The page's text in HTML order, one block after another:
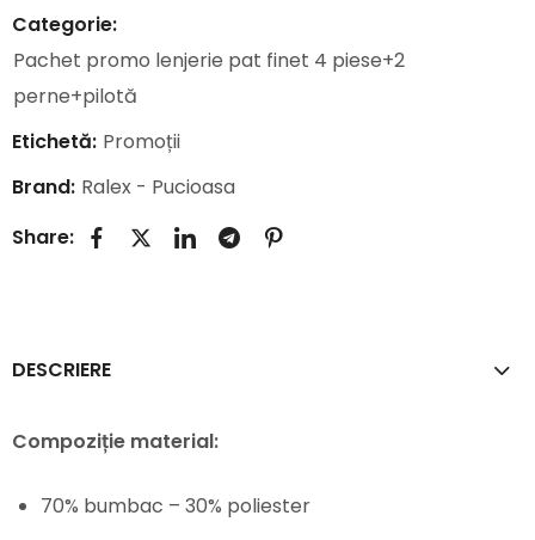
Categorie:
Pachet promo lenjerie pat finet 4 piese+2
perne+pilotă
Etichetă: Promoții
Brand: Ralex - Pucioasa
Share:
DESCRIERE
Compoziție material:
70% bumbac – 30% poliester